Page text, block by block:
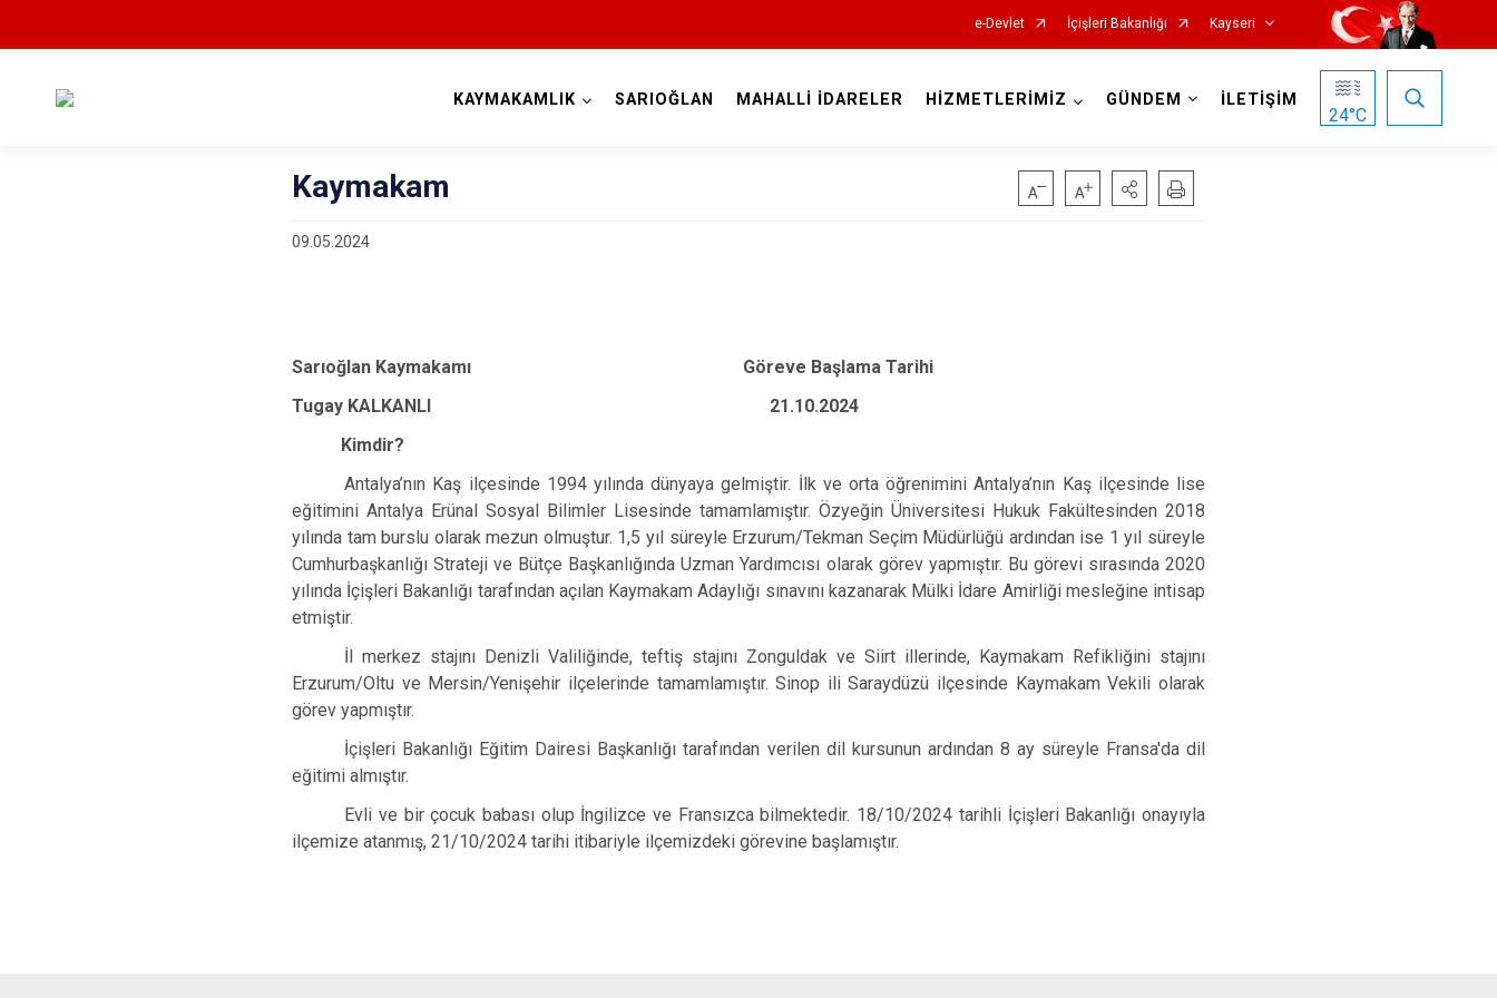
e-Devlet İçişleri Bakanlığı Kayseri
Bünyan
Hacılar
İncesu
Kocasinan
Melikgazi
Talas
Tomarza
Yahyalı
Yeşilhisar
KAYMAKAMLIK SARIOĞLAN MAHALLİ İDARELER HİZMETLERİMİZ GÜNDEM İLETİŞİM
24°C
Kaymakam
09.05.2024
Sarıoğlan Kaymakamı Göreve Başlama Tarihi
Tugay KALKANLI 21.10.2024
Kimdir?
Antalya’nın Kaş ilçesinde 1994 yılında dünyaya gelmiştir. İlk ve orta öğrenimini Antalya’nın Kaş ilçesinde lise
eğitimini Antalya Erünal Sosyal Bilimler Lisesinde tamamlamıştır. Özyeğin Üniversitesi Hukuk Fakültesinden 2018
yılında tam burslu olarak mezun olmuştur. 1,5 yıl süreyle Erzurum/Tekman Seçim Müdürlüğü ardından ise 1 yıl süreyle
Cumhurbaşkanlığı Strateji ve Bütçe Başkanlığında Uzman Yardımcısı olarak görev yapmıştır. Bu görevi sırasında 2020
yılında İçişleri Bakanlığı tarafından açılan Kaymakam Adaylığı sınavını kazanarak Mülki İdare Amirliği mesleğine intisap
etmiştir.
İl merkez stajını Denizli Valiliğinde, teftiş stajını Zonguldak ve Siirt illerinde, Kaymakam Refikliğini stajını
Erzurum/Oltu ve Mersin/Yenişehir ilçelerinde tamamlamıştır. Sinop ili Saraydüzü ilçesinde Kaymakam Vekili olarak
görev yapmıştır.
İçişleri Bakanlığı Eğitim Dairesi Başkanlığı tarafından verilen dil kursunun ardından 8 ay süreyle Fransa'da dil
eğitimi almıştır.
Evli ve bir çocuk babası olup İngilizce ve Fransızca bilmektedir. 18/10/2024 tarihli İçişleri Bakanlığı onayıyla
ilçemize atanmış, 21/10/2024 tarihi itibariyle ilçemizdeki görevine başlamıştır.